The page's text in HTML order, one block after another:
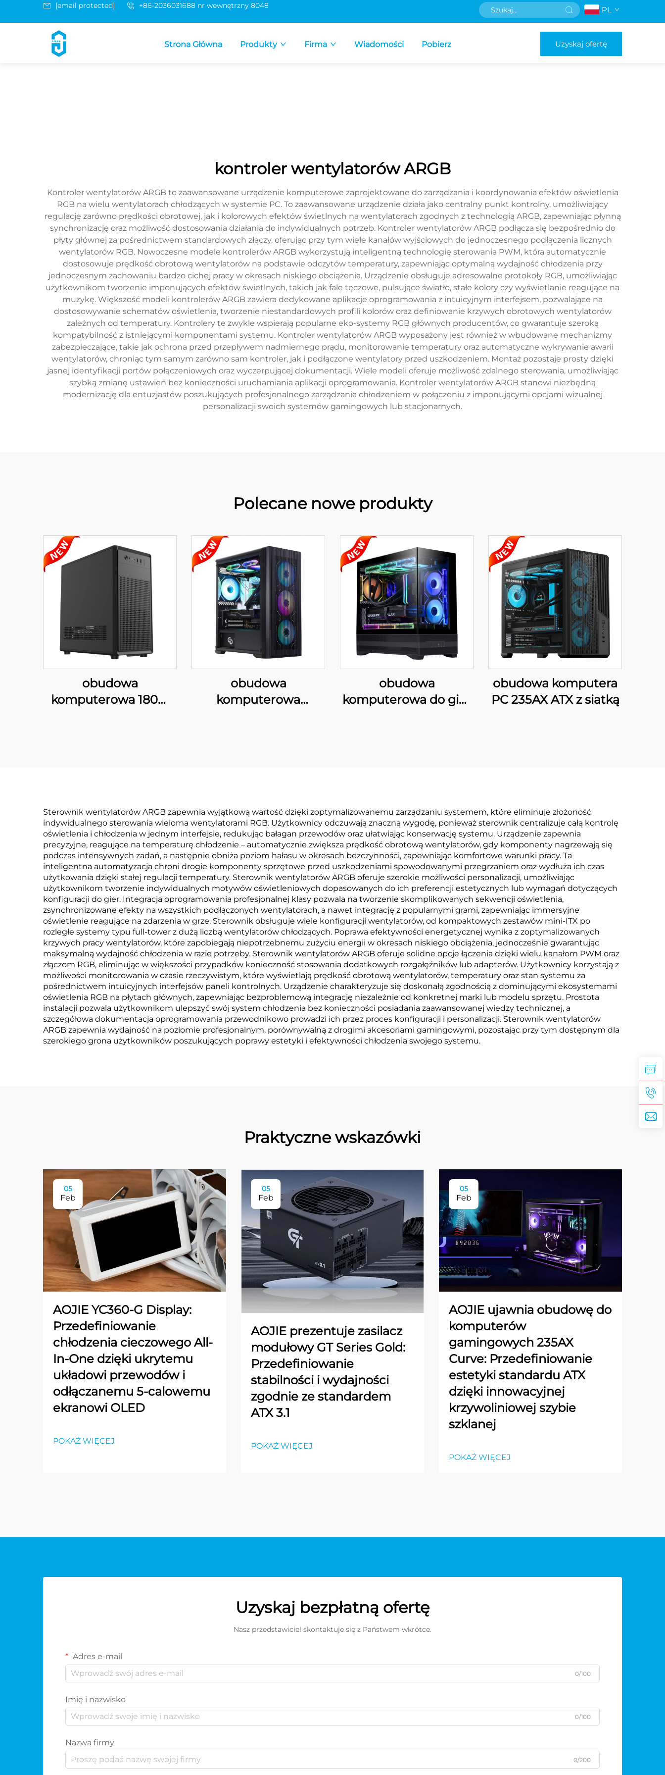
[email protected] +86-2036031688 nr wewnętrzny 8048 PL
Strona Główna Produkty Firma Wiadomości Pobierz Uzyskaj ofertę
kontroler wentylatorów ARGB
Kontroler wentylatorów ARGB to zaawansowane urządzenie komputerowe zaprojektowane do zarządzania i koordynowania efektów oświetlenia
RGB na wielu wentylatorach chłodzących w systemie PC. To zaawansowane urządzenie działa jako centralny punkt kontrolny, umożliwiający
regulację zarówno prędkości obrotowej, jak i kolorowych efektów świetlnych na wentylatorach zgodnych z technologią ARGB, zapewniając płynną
synchronizację oraz możliwość dostosowania działania do indywidualnych potrzeb. Kontroler wentylatorów ARGB podłącza się bezpośrednio do
płyty głównej za pośrednictwem standardowych złączy, oferując przy tym wiele kanałów wyjściowych do jednoczesnego podłączenia licznych
wentylatorów RGB. Nowoczesne modele kontrolerów ARGB wykorzystują inteligentną technologię sterowania PWM, która automatycznie
dostosowuje prędkość obrotową wentylatorów na podstawie odczytów temperatury, zapewniając optymalną wydajność chłodzenia przy
jednoczesnym zachowaniu bardzo cichej pracy w okresach niskiego obciążenia. Urządzenie obsługuje adresowalne protokoły RGB, umożliwiając
użytkownikom tworzenie imponujących efektów świetlnych, takich jak fale tęczowe, pulsujące światło, stałe kolory czy wyświetlanie reagujące na
muzykę. Większość modeli kontrolerów ARGB zawiera dedykowane aplikacje oprogramowania z intuicyjnym interfejsem, pozwalające na
dostosowywanie schematów oświetlenia, tworzenie niestandardowych profili kolorów oraz definiowanie krzywych obrotowych wentylatorów
zależnych od temperatury. Kontrolery te zwykle wspierają popularne eko-systemy RGB głównych producentów, co gwarantuje szeroką
kompatybilność z istniejącymi komponentami systemu. Kontroler wentylatorów ARGB wyposażony jest również w wbudowane mechanizmy
zabezpieczające, takie jak ochrona przed przepływem nadmiernego prądu, monitorowanie temperatury oraz automatyczne wykrywanie awarii
wentylatorów, chroniąc tym samym zarówno sam kontroler, jak i podłączone wentylatory przed uszkodzeniem. Montaż pozostaje prosty dzięki
jasnej identyfikacji portów połączeniowych oraz wyczerpującej dokumentacji. Wiele modeli oferuje możliwość zdalnego sterowania, umożliwiając
szybką zmianę ustawień bez konieczności uruchamiania aplikacji oprogramowania. Kontroler wentylatorów ARGB stanowi niezbędną
modernizację dla entuzjastów poszukujących profesjonalnego zarządzania chłodzeniem w połączeniu z imponującymi opcjami wizualnej
personalizacji swoich systemów gamingowych lub stacjonarnych.
Polecane nowe produkty
obudowa
komputerowa 180M
obudowa
komputerowa
obudowa
komputerowa do gier
obudowa komputera
PC 235AX ATX z siatką
Sterownik wentylatorów ARGB zapewnia wyjątkową wartość dzięki zoptymalizowanemu zarządzaniu systemem, które eliminuje złożoność
indywidualnego sterowania wieloma wentylatorami RGB. Użytkownicy odczuwają znaczną wygodę, ponieważ sterownik centralizuje całą kontrolę
oświetlenia i chłodzenia w jednym interfejsie, redukując bałagan przewodów oraz ułatwiając konserwację systemu. Urządzenie zapewnia
precyzyjne, reagujące na temperaturę chłodzenie – automatycznie zwiększa prędkość obrotową wentylatorów, gdy komponenty nagrzewają się
podczas intensywnych zadań, a następnie obniża poziom hałasu w okresach bezczynności, zapewniając komfortowe warunki pracy. Ta
inteligentna automatyzacja chroni drogie komponenty sprzętowe przed uszkodzeniami spowodowanymi przegrzaniem oraz wydłuża ich czas
użytkowania dzięki stałej regulacji temperatury. Sterownik wentylatorów ARGB oferuje szerokie możliwości personalizacji, umożliwiając
użytkownikom tworzenie indywidualnych motywów oświetleniowych dopasowanych do ich preferencji estetycznych lub wymagań dotyczących
konfiguracji do gier. Integracja oprogramowania profesjonalnej klasy pozwala na tworzenie skomplikowanych sekwencji oświetlenia,
zsynchronizowane efekty na wszystkich podłączonych wentylatorach, a nawet integrację z popularnymi grami, zapewniając immersyjne
oświetlenie reagujące na zdarzenia w grze. Sterownik obsługuje wiele konfiguracji wentylatorów, od kompaktowych zestawów mini-ITX po
rozległe systemy typu full-tower z dużą liczbą wentylatorów chłodzących. Poprawa efektywności energetycznej wynika z zoptymalizowanych
krzywych pracy wentylatorów, które zapobiegają niepotrzebnemu zużyciu energii w okresach niskiego obciążenia, jednocześnie gwarantując
maksymalną wydajność chłodzenia w razie potrzeby. Sterownik wentylatorów ARGB oferuje solidne opcje łączenia dzięki wielu kanałom PWM oraz
złączom RGB, eliminując w większości przypadków konieczność stosowania dodatkowych rozgałęźników lub adapterów. Użytkownicy korzystają z
możliwości monitorowania w czasie rzeczywistym, które wyświetlają prędkość obrotową wentylatorów, temperatury oraz stan systemu za
pośrednictwem intuicyjnych interfejsów paneli kontrolnych. Urządzenie charakteryzuje się doskonałą zgodnością z dominującymi ekosystemami
oświetlenia RGB na płytach głównych, zapewniając bezproblemową integrację niezależnie od konkretnej marki lub modelu sprzętu. Prostota
instalacji pozwala użytkownikom ulepszyć swój system chłodzenia bez konieczności posiadania zaawansowanej wiedzy technicznej, a
szczegółowa dokumentacja oprogramowania przewodnikowo prowadzi ich przez proces konfiguracji i personalizacji. Sterownik wentylatorów
ARGB zapewnia wydajność na poziomie profesjonalnym, porównywalną z drogimi akcesoriami gamingowymi, pozostając przy tym dostępnym dla
szerokiego grona użytkowników poszukujących poprawy estetyki i efektywności chłodzenia swojego systemu.
Praktyczne wskazówki
05
Feb
AOJIE YC360-G Display:
Przedefiniowanie
chłodzenia cieczowego All-
In-One dzięki ukrytemu
układowi przewodów i
odłączanemu 5-calowemu
ekranowi OLED
POKAŻ WIĘCEJ
05
Feb
AOJIE prezentuje zasilacz
modułowy GT Series Gold:
Przedefiniowanie
stabilności i wydajności
zgodnie ze standardem
ATX 3.1
POKAŻ WIĘCEJ
05
Feb
AOJIE ujawnia obudowę do
komputerów
gamingowych 235AX
Curve: Przedefiniowanie
estetyki standardu ATX
dzięki innowacyjnej
krzywoliniowej szybie
szklanej
POKAŻ WIĘCEJ
Uzyskaj bezpłatną ofertę
Nasz przedstawiciel skontaktuje się z Państwem wkrótce.
Adres e-mail
0/100
Imię i nazwisko
0/100
Nazwa firmy
0/200